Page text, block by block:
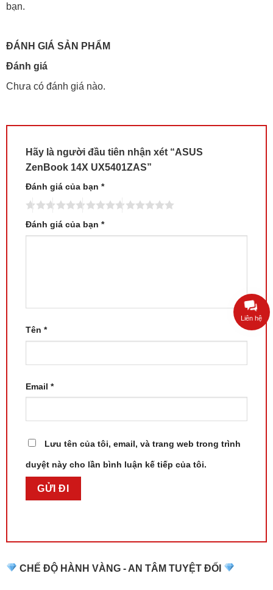
bạn.
ĐÁNH GIÁ SẢN PHẨM
Đánh giá
Chưa có đánh giá nào.
Hãy là người đầu tiên nhận xét “ASUS
ZenBook 14X UX5401ZAS”
Đánh giá của bạn *
Đánh giá của bạn *
Tên *
Email *
Lưu tên của tôi, email, và trang web trong trình
duyệt này cho lần bình luận kế tiếp của tôi.
CHẾ ĐỘ HÀNH VÀNG - AN TÂM TUYỆT ĐỐI
Liên hệ